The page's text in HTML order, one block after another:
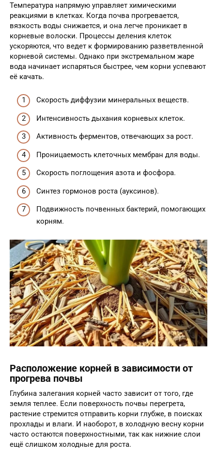
Температура напрямую управляет химическими
реакциями в клетках. Когда почва прогревается,
вязкость воды снижается, и она легче проникает в
корневые волоски. Процессы деления клеток
ускоряются, что ведет к формированию разветвленной
корневой системы. Однако при экстремальном жаре
вода начинает испаряться быстрее, чем корни успевают
её качать.
Скорость диффузии минеральных веществ.
Интенсивность дыхания корневых клеток.
Активность ферментов, отвечающих за рост.
Проницаемость клеточных мембран для воды.
Скорость поглощения азота и фосфора.
Синтез гормонов роста (ауксинов).
Подвижность почвенных бактерий, помогающих
корням.
Расположение корней в зависимости от
прогрева почвы
Глубина залегания корней часто зависит от того, где
земля теплее. Если поверхность почвы перегрета,
растение стремится отправить корни глубже, в поисках
прохлады и влаги. И наоборот, в холодную весну корни
часто остаются поверхностными, так как нижние слои
ещё слишком холодные для роста.